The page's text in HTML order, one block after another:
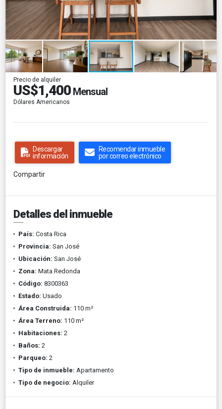
Precio de alquiler
US$1,400 Mensual
Dólares Americanos
Descargar
información
Recomendar inmueble
por correo electrónico
Compartir
Detalles del inmueble
País: Costa Rica
Provincia: San José
Ubicación: San José
Zona: Mata Redonda
Código: 8300363
Estado: Usado
Área Construida: 110 m²
Área Terreno: 110 m²
Habitaciones: 2
Baños: 2
Parqueo: 2
Tipo de inmueble: Apartamento
Tipo de negocio: Alquiler